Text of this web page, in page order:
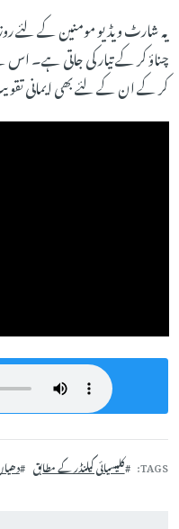
یہ شارٹ ویڈیو مومنین کے لئے
چناؤ کر کے تیار کی جاتی ہے۔
کر کے ان کے لئے بھی ایمانی
TAGS کلیسیائی کیلنڈر کے مطابق